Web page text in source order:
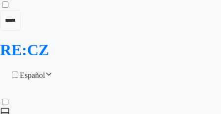
RE:CZ
Español